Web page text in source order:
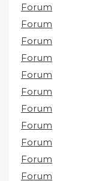
Forum
Forum
Forum
Forum
Forum
Forum
Forum
Forum
Forum
Forum
Forum